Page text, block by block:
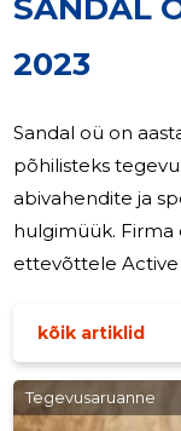
SANDAL
2023
Sandal oü on
põhilisteks
abivahendite ja
hulgimüük.
ettevõttele
ortopeediliste
aastal vähemalt
hetkel EU jaoks
kõik artiklid
Tegevusaruanne